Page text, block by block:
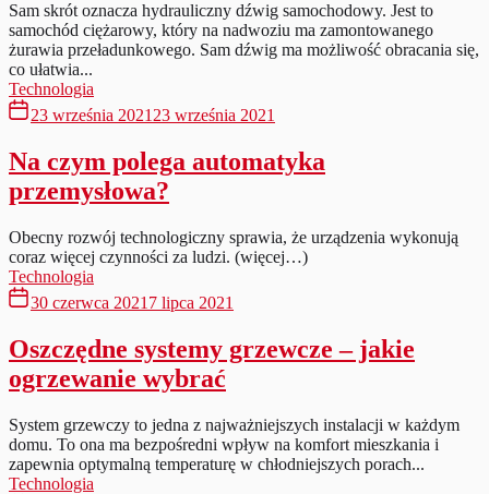
Sam skrót oznacza hydrauliczny dźwig samochodowy. Jest to
samochód ciężarowy, który na nadwoziu ma zamontowanego
żurawia przeładunkowego. Sam dźwig ma możliwość obracania się,
co ułatwia...
Technologia
23 września 2021 23 września 2021
Na czym polega automatyka
przemysłowa?
Obecny rozwój technologiczny sprawia, że urządzenia wykonują
coraz więcej czynności za ludzi. (więcej…)
Technologia
30 czerwca 2021 7 lipca 2021
Oszczędne systemy grzewcze – jakie
ogrzewanie wybrać
System grzewczy to jedna z najważniejszych instalacji w każdym
domu. To ona ma bezpośredni wpływ na komfort mieszkania i
zapewnia optymalną temperaturę w chłodniejszych porach...
Technologia